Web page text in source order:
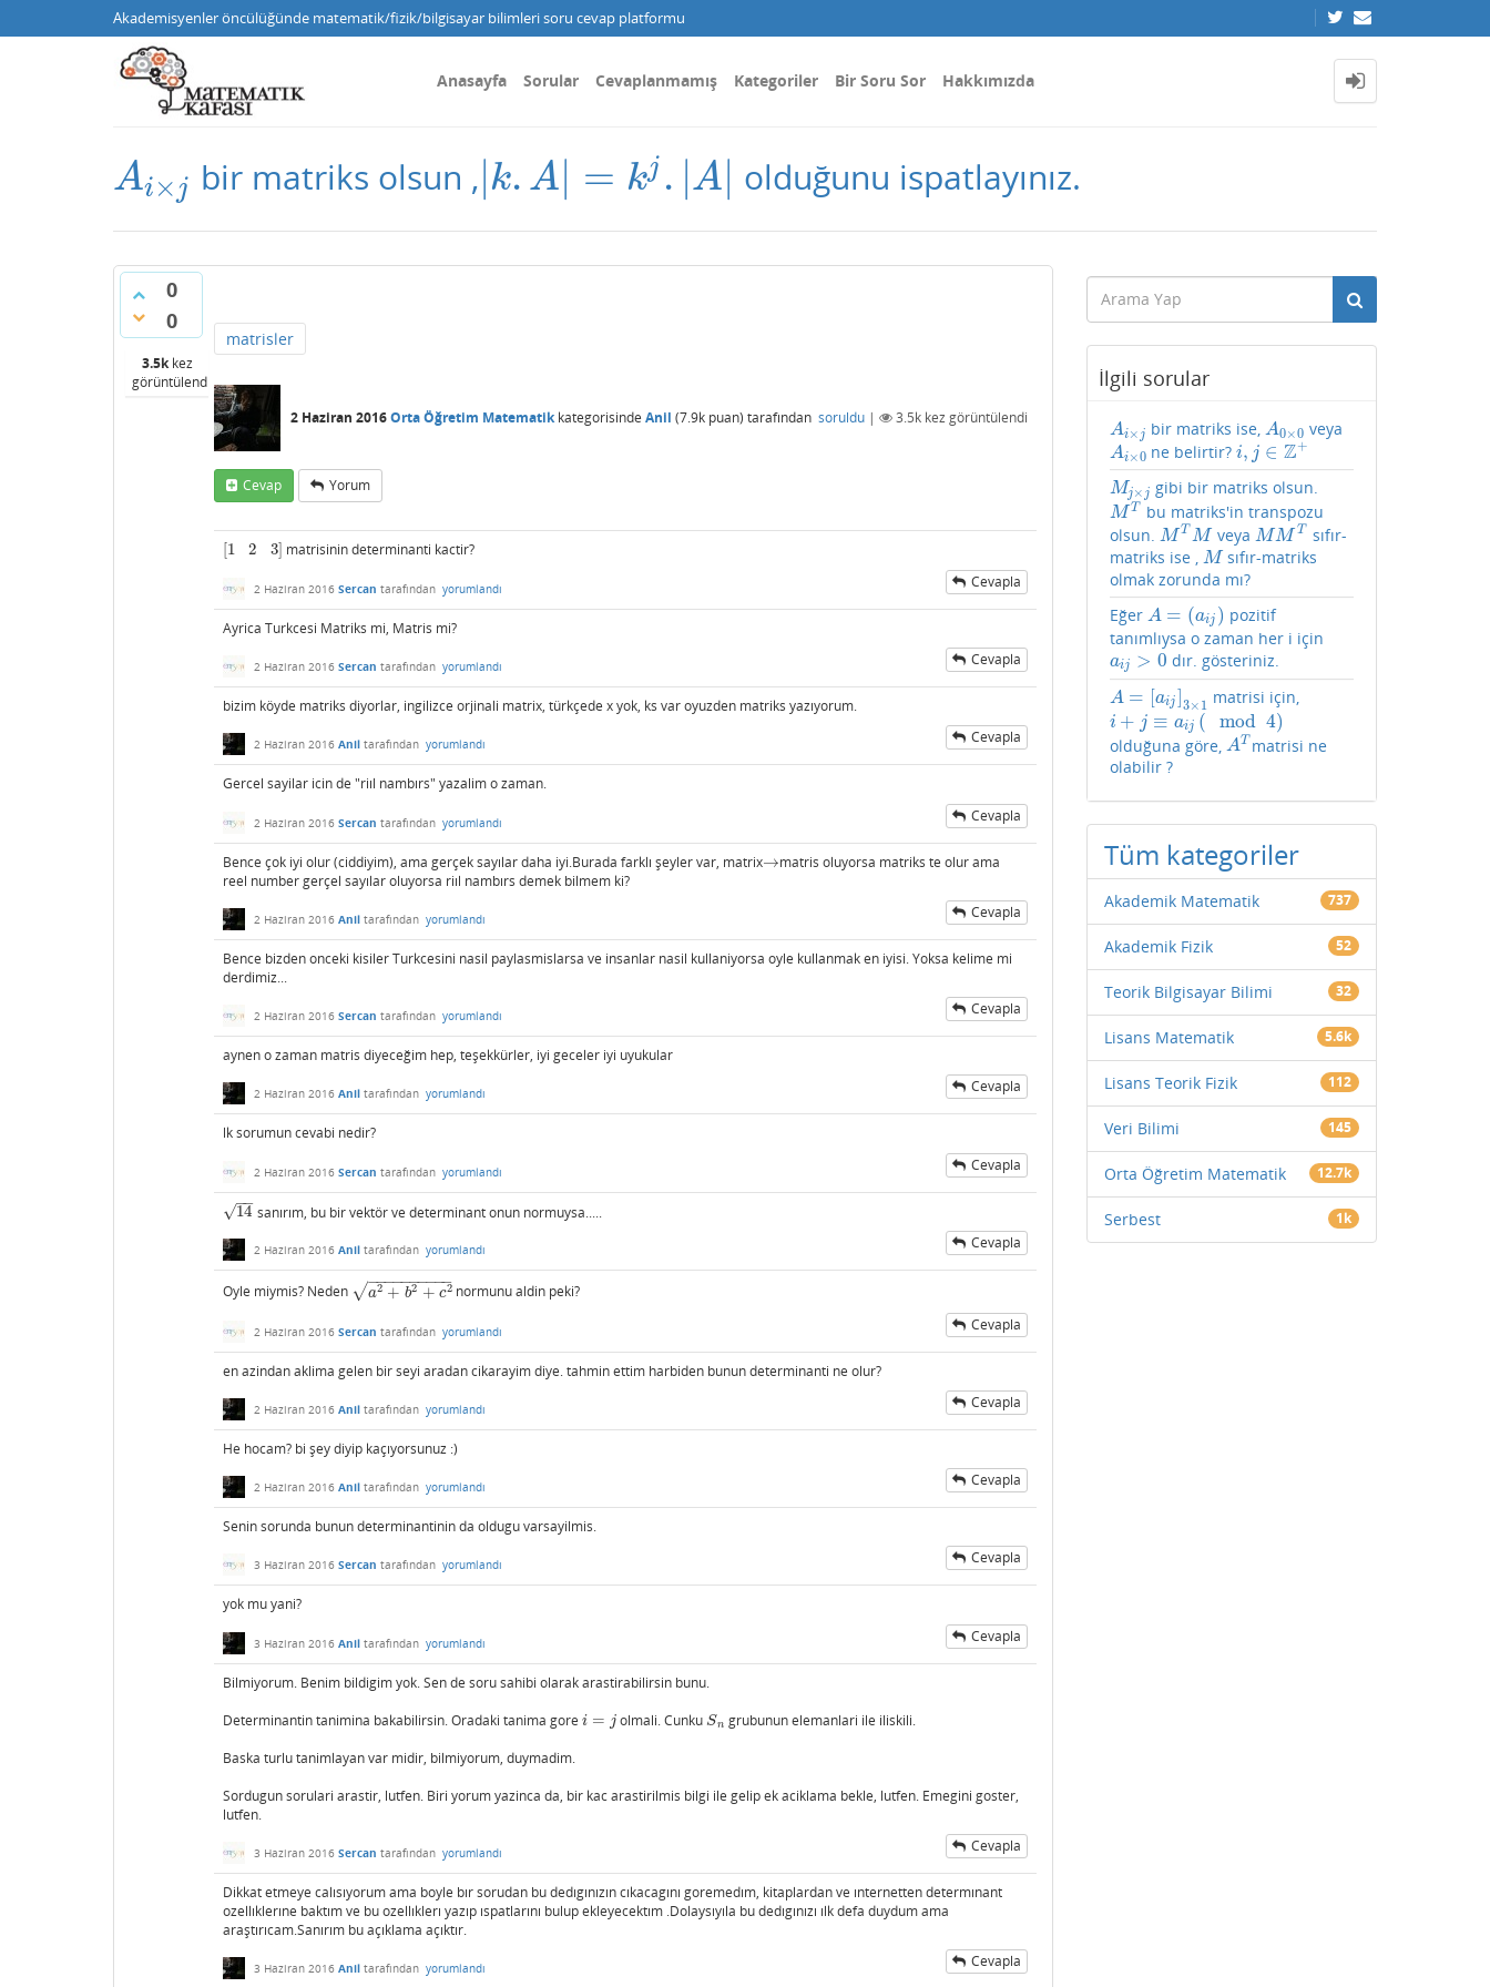
Akademisyenler öncülüğünde matematik/fizik/bilgisayar bilimleri soru cevap platformu
Anasayfa Sorular Cevaplanmamış Kategoriler Bir Soru Sor Hakkımızda
Ai × j
Ai×j bir matriks olsun , k. A = kj . A
|k. A| kj. |A| olduğunu ispatlayınız.
0
0
3.5kkez
görüntülendi
matrisler
2 Haziran 2016Orta Öğretim Matematikkategorisinde Anil (7.9k puan) tarafından soruldu | 3.5k kez görüntülendi
Cevap Yorum
[1 2 3]
1 3] matrisinin determinanti kactir?
2 Haziran 2016 Sercan tarafından yorumlandı Cevapla
Ayrica Turkcesi Matriks mi, Matris mi?
2 Haziran 2016 Sercan tarafından yorumlandı Cevapla
bizim köyde matriks diyorlar, ingilizce orjinali matrix, türkçede x yok, ks var oyuzden matriks yazıyorum.
2 Haziran 2016 Anil tarafından yorumlandı Cevapla
Gercel sayilar icin de "riıl nambırs" yazalim o zaman.
2 Haziran 2016 Sercan tarafından yorumlandı Cevapla
Bence çok iyi olur (ciddiyim), ama gerçek sayılar daha iyi.Burada farklı şeyler var, matrix→
→ matris oluyorsa matriks te olur ama
reel number gerçel sayılar oluyorsa riıl nambırs demek bilmem ki?
2 Haziran 2016 Anil tarafından yorumlandı Cevapla
Bence bizden onceki kisiler Turkcesini nasil paylasmislarsa ve insanlar nasil kullaniyorsa oyle kullanmak en iyisi. Yoksa kelime mi
derdimiz...
2 Haziran 2016 Sercan tarafından yorumlandı Cevapla
aynen o zaman matris diyeceğim hep, teşekkürler, iyi geceler iyi uyukular
2 Haziran 2016 Anil tarafından yorumlandı Cevapla
lk sorumun cevabi nedir?
2 Haziran 2016 Sercan tarafından yorumlandı Cevapla
14
−−
√
14 sanırım, bu bir vektör ve determinant onun normuysa.....
2 Haziran 2016 Anil tarafından yorumlandı Cevapla
Oyle miymis? Neden a2 + b2 + c2
− −
−−−−−−−−
√
a2+b 2+c 2 normunu aldin peki?
2 Haziran 2016 Sercan tarafından yorumlandı Cevapla
en azindan aklima gelen bir seyi aradan cikarayim diye. tahmin ettim harbiden bunun determinanti ne olur?
2 Haziran 2016 Anil tarafından yorumlandı Cevapla
He hocam? bi şey diyip kaçıyorsunuz :)
2 Haziran 2016 Anil tarafından yorumlandı Cevapla
Senin sorunda bunun determinantinin da oldugu varsayilmis.
3 Haziran 2016 Sercan tarafından yorumlandı Cevapla
yok mu yani?
3 Haziran 2016 Anil tarafından yorumlandı Cevapla
Bilmiyorum. Benim bildigim yok. Sen de soru sahibi olarak arastirabilirsin bunu.
Determinantin tanimina bakabilirsin. Oradaki tanima gore i = j
i= j olmali. CunkuSn
Sn grubunun elemanlari ile iliskili.
Baska turlu tanimlayan var midir, bilmiyorum, duymadim.
Sordugun sorulari arastir, lutfen. Biri yorum yazinca da, bir kac arastirilmis bilgi ile gelip ek aciklama bekle, lutfen. Emegini goster,
lutfen.
3 Haziran 2016 Sercan tarafından yorumlandı Cevapla
Dikkat etmeye calısıyorum ama boyle bır sorudan bu dedıgınızın cıkacagını goremedım, kitaplardan ve ınternetten determınant
ozellıklerıne baktım ve bu ozellıklerı yazıp ıspatlarını bulup ekleyecektım .Dolaysıyıla bu dedıgınızı ılk defa duydum ama
araştırıcam.Sanırım bu açıklama açıktır.
3 Haziran 2016 Anil tarafından yorumlandı Cevapla
İlgili sorular
Ai× j
Ai×j bir matriks ise, A0×0
A0×0 veya
Ai×0
Ai×0 ne belirtir?i, j ∈ Z+
i,j ∈ Z+
Mj× j
Mj×j gibi bir matriks olsun.
M T
MT
bu matriks'in transpozu
olsun. M T M
MTM veya MM T
MMT
sıfır-
matriks ise ,
M
M sıfır-matriks
olmak zorunda mı?
Eğer A = (aij )
A= (ai )
pozitif
tanımlıysa o zaman her i için
aij > 0
aij> 0 dır. gösteriniz.
A = [aij]3× 1
A= [ai ]3×1 matrisi için,
i + j ≡ aij ( mod 4)
i+j≡ ai (mod4)
olduğuna göre, AT
AT matrisi ne
olabilir ?
Tüm kategoriler
Akademik Matematik 737
Akademik Fizik 52
Teorik Bilgisayar Bilimi 32
Lisans Matematik 5.6k
Lisans Teorik Fizik 112
Veri Bilimi 145
Orta Öğretim Matematik 12.7k
Serbest 1k